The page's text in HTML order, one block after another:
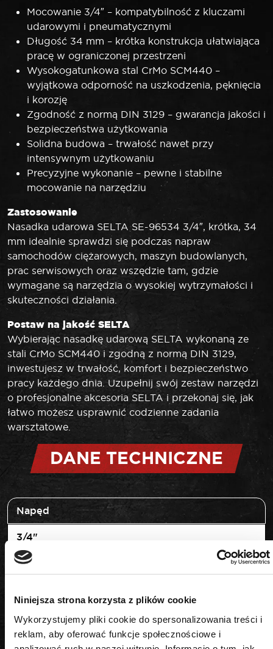
Niniejsza strona korzysta z plików cookie
Wykorzystujemy pliki cookie do spersonalizowania treści i
reklam, aby oferować funkcje społecznościowe i
Mocowanie 3/4″ – kompatybilność z kluczami
udarowymi i pneumatycznymi
Długość 34 mm – krótka konstrukcja ułatwiająca
pracę w ograniczonej przestrzeni
Wysokogatunkowa stal CrMo SCM440 –
wyjątkowa odporność na uszkodzenia, pęknięcia
i korozję
Zgodność z normą DIN 3129 – gwarancja jakości i
bezpieczeństwa użytkowania
Solidna budowa – trwałość nawet przy
intensywnym użytkowaniu
Precyzyjne wykonanie – pewne i stabilne
mocowanie na narzędziu
Zastosowanie
Nasadka udarowa SELTA SE-96534 3/4″, krótka, 34
mm idealnie sprawdzi się podczas napraw
samochodów ciężarowych, maszyn budowlanych,
prac serwisowych oraz wszędzie tam, gdzie
wymagane są narzędzia o wysokiej wytrzymałości i
skuteczności działania.
Postaw na jakość SELTA
Wybierając nasadkę udarową SELTA wykonaną ze
stali CrMo SCM440 i zgodną z normą DIN 3129,
inwestujesz w trwałość, komfort i bezpieczeństwo
pracy każdego dnia. Uzupełnij swój zestaw narzędzi
o profesjonalne akcesoria SELTA i przekonaj się, jak
łatwo możesz usprawnić codzienne zadania
warsztatowe.
DANE TECHNICZNE
Napęd
3/4"
Rozmiar